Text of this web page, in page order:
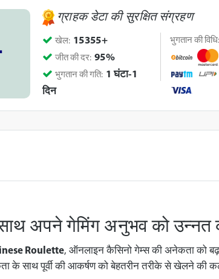
ग्राहक डेटा की सुरक्षित संग्रहण
खेल: 15355+
जीत की दर: 95%
भुगतान की गति: 1 घंटा-1
दिन
भुगतान की विधि:
अपने गेमिंग अनुभव को उन्नत
Roulette, ऑनलाइन कैसिनो गेम्स की अनेकता को
के साथ पूर्वी की आकर्षण को बेहतरीन तरीके से खेलने की